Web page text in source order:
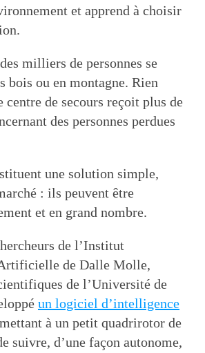
et apprend à choisir
milliers de personnes se
bois ou en montagne. Rien
centre de secours reçoit plus de
des personnes perdues
une solution simple,
: ils peuvent être
et en grand nombre.
de l’Institut
de Dalle Molle,
de l’Université de
un logiciel d’intelligence
à un petit quadrirotor de
suivre, d’une façon autonome,